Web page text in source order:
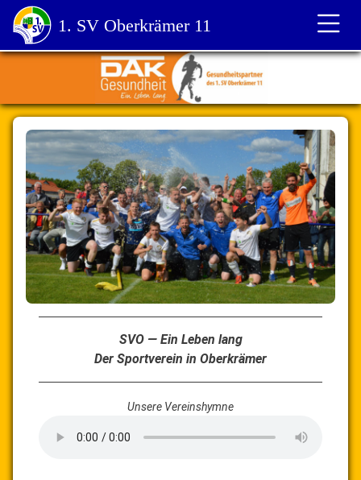
1. SV Oberkrämer 11
Startseite
SVO — Ein Leben lang
Der Sportverein in Oberkrämer
Unsere Vereinshymne